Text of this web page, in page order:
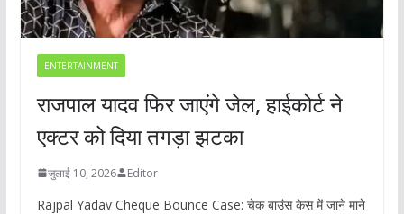
ENTERTAINMENT
राजपाल यादव फिर जाएंगे जेल, हाईकोर्ट ने
एक्टर को दिया तगड़ा झटका
जुलाई 10, 2026 Editor
Rajpal Yadav Cheque Bounce Case: चेक बाउंस केस में जाने माने